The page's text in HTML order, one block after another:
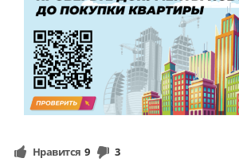
Нравится 9 3